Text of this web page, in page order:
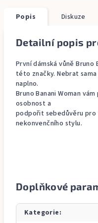
Popis Diskuze
Detailní popis
První dámská vůně
této značky. Nebrat
naplno.
Bruno Banani Woman
osobnost a
podpořit sebedůvěru pro
nekonvenčního stylu.
Doplňkové
Kategorie: